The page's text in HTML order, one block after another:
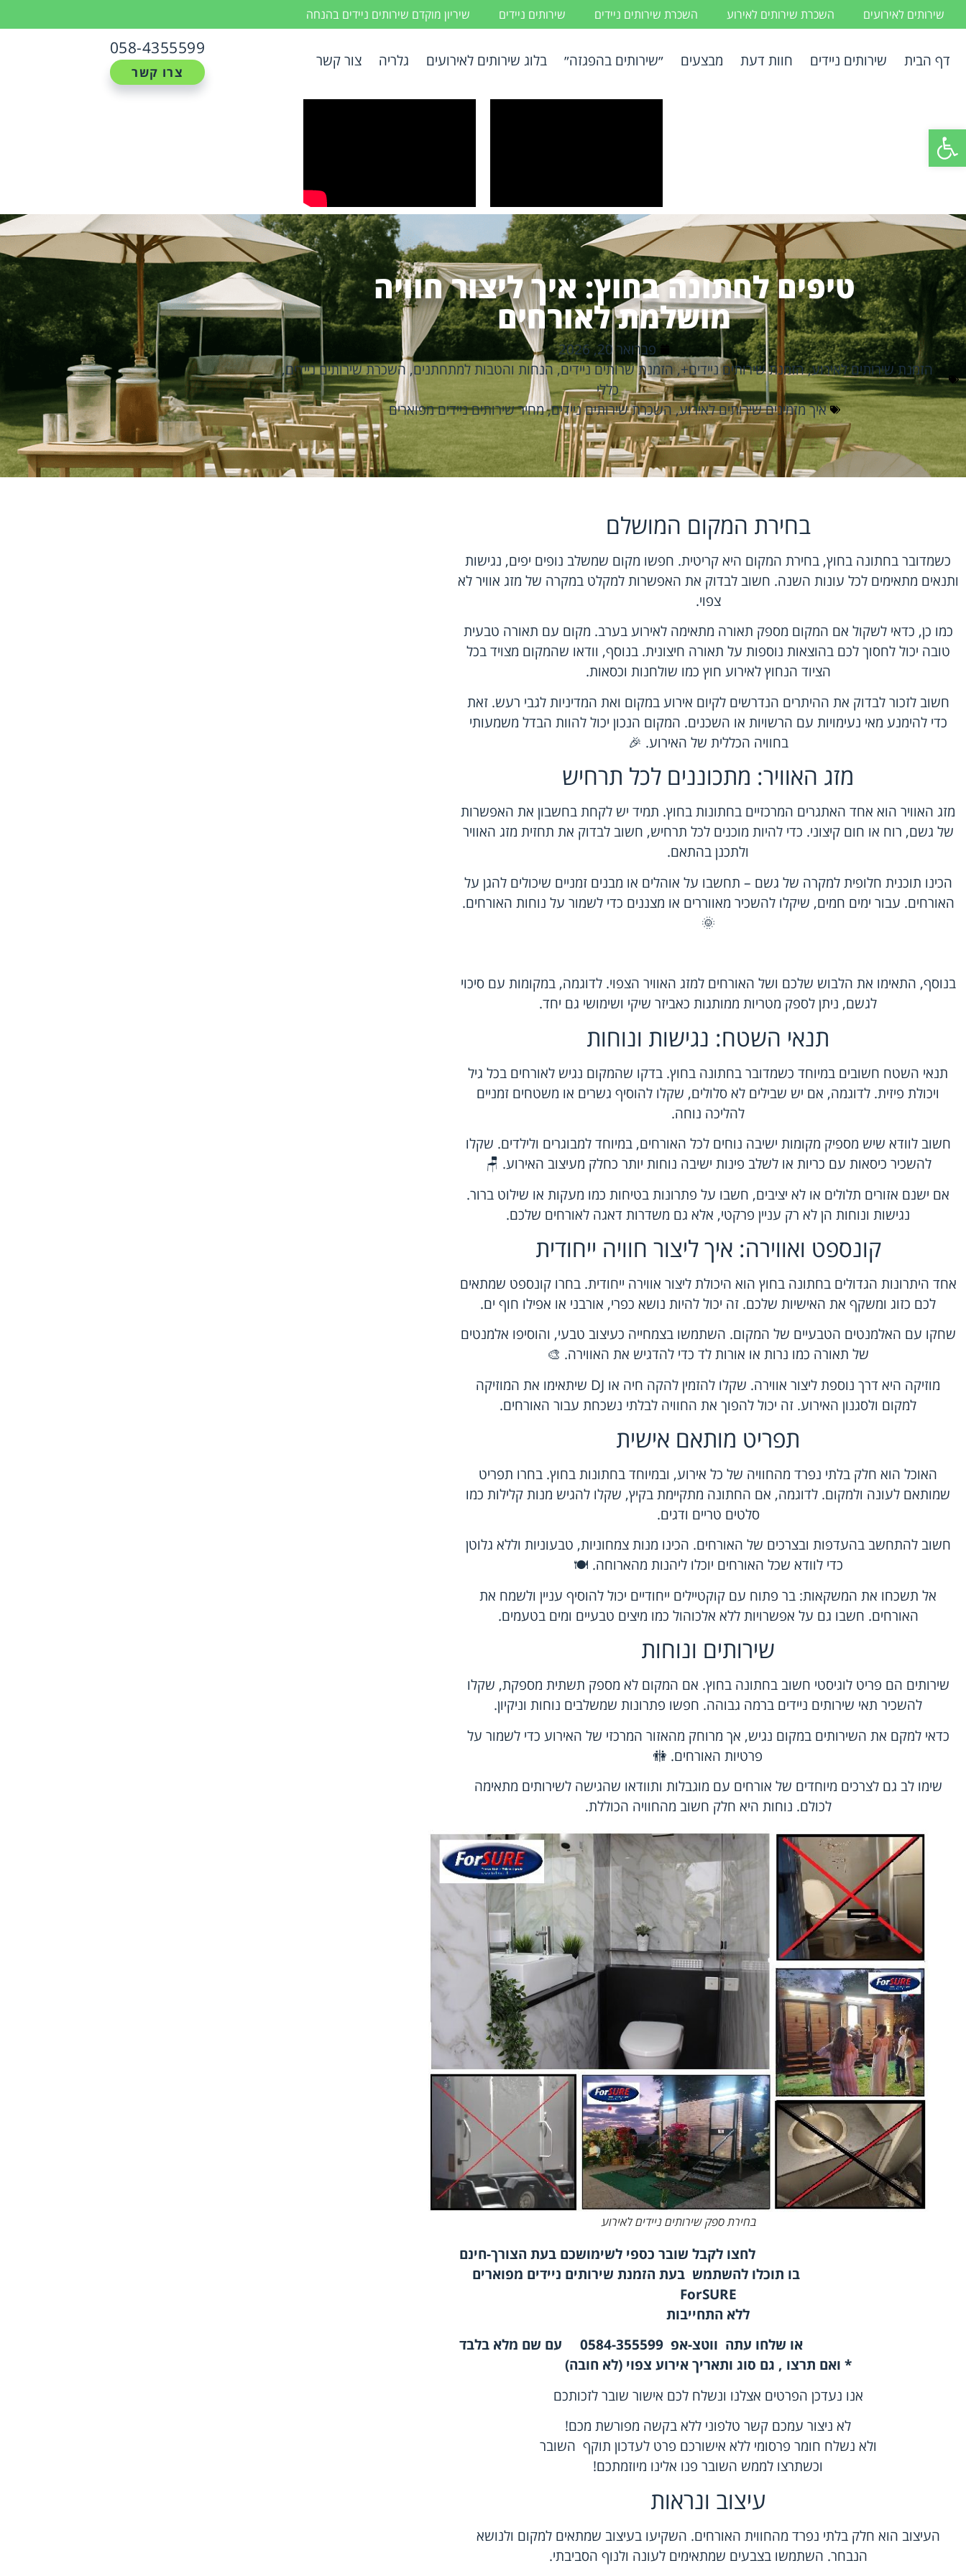
פתח סרגל נגישות
שירותים לאירועים השכרת שירותים לאירוע השכרת שירותים ניידים שירותים ניידים שיריון מוקדם שירותים ניידים בהנחה
דף הבית שירותים ניידים חוות דעת מבצעים ״שירותים בהפגזה״ בלוג שירותים לאירועים גלריה צור קשר
058-4355599
צרו קשר
טיפים לחתונה בחוץ: איך ליצור חוויה
מושלמת לאורחים
פברואר 20, 2026
הזמנת שירותים לאירוע,הזמנת שירותים ניידים+,הזמנת שרותים ניידים,הנחות והטבות למתחתנים,השכרת שירותים ניידים,
כללי
איך מזמינים שירותים לאירוע,השכרת שירותים ניידים,מחיר שירותים ניידים מפוארים
בחירת המקום המושלם
כשמדובר בחתונה בחוץ, בחירת המקום היא קריטית. חפשו מקום שמשלב נופים יפים, נגישות
ותנאים מתאימים לכל עונות השנה. חשוב לבדוק את האפשרות למקלט במקרה של מזג אוויר לא
צפוי.
כמו כן, כדאי לשקול אם המקום מספק תאורה מתאימה לאירוע בערב. מקום עם תאורה טבעית
טובה יכול לחסוך לכם בהוצאות נוספות על תאורה חיצונית. בנוסף, וודאו שהמקום מצויד בכל
הציוד הנחוץ לאירוע חוץ כמו שולחנות וכסאות.
חשוב לזכור לבדוק את ההיתרים הנדרשים לקיום אירוע במקום ואת המדיניות לגבי רעש. זאת
כדי להימנע מאי נעימויות עם הרשויות או השכנים. המקום הנכון יכול להוות הבדל משמעותי
בחוויה הכללית של האירוע. 🎉
מזג האוויר: מתכוננים לכל תרחיש
מזג האוויר הוא אחד האתגרים המרכזיים בחתונות בחוץ. תמיד יש לקחת בחשבון את האפשרות
של גשם, רוח או חום קיצוני. כדי להיות מוכנים לכל תרחיש, חשוב לבדוק את תחזית מזג האוויר
ולתכנן בהתאם.
הכינו תוכנית חלופית למקרה של גשם – תחשבו על אוהלים או מבנים זמניים שיכולים להגן על
האורחים. עבור ימים חמים, שיקלו להשכיר מאווררים או מצננים כדי לשמור על נוחות האורחים.
🌞
בנוסף, התאימו את הלבוש שלכם ושל האורחים למזג האוויר הצפוי. לדוגמה, במקומות עם סיכוי
לגשם, ניתן לספק מטריות ממותגות כאביזר שיקי ושימושי גם יחד.
תנאי השטח: נגישות ונוחות
תנאי השטח חשובים במיוחד כשמדובר בחתונה בחוץ. בדקו שהמקום נגיש לאורחים בכל גיל
ויכולת פיזית. לדוגמה, אם יש שבילים לא סלולים, שקלו להוסיף גשרים או משטחים זמניים
להליכה נוחה.
חשוב לוודא שיש מספיק מקומות ישיבה נוחים לכל האורחים, במיוחד למבוגרים ולילדים. שקלו
להשכיר כיסאות עם כריות או לשלב פינות ישיבה נוחות יותר כחלק מעיצוב האירוע. 🪑
אם ישנם אזורים תלולים או לא יציבים, חשבו על פתרונות בטיחות כמו מעקות או שילוט ברור.
נגישות ונוחות הן לא רק עניין פרקטי, אלא גם משדרות דאגה לאורחים שלכם.
קונספט ואווירה: איך ליצור חוויה ייחודית
אחד היתרונות הגדולים בחתונה בחוץ הוא היכולת ליצור אווירה ייחודית. בחרו קונספט שמתאים
לכם כזוג ומשקף את האישיות שלכם. זה יכול להיות נושא כפרי, אורבני או אפילו חוף ים.
שחקו עם האלמנטים הטבעיים של המקום. השתמשו בצמחייה כעיצוב טבעי, והוסיפו אלמנטים
של תאורה כמו נרות או אורות לד כדי להדגיש את האווירה. 🎨
מוזיקה היא דרך נוספת ליצור אווירה. שקלו להזמין להקה חיה או DJ שיתאימו את המוזיקה
למקום ולסגנון האירוע. זה יכול להפוך את החוויה לבלתי נשכחת עבור האורחים.
תפריט מותאם אישית
האוכל הוא חלק בלתי נפרד מהחוויה של כל אירוע, ובמיוחד בחתונות בחוץ. בחרו תפריט
שמותאם לעונה ולמקום. לדוגמה, אם החתונה מתקיימת בקיץ, שקלו להגיש מנות קלילות כמו
סלטים טריים ודגים.
חשוב להתחשב בהעדפות ובצרכים של האורחים. הכינו מנות צמחוניות, טבעוניות וללא גלוטן
כדי לוודא שכל האורחים יוכלו ליהנות מהארוחה. 🍽️
אל תשכחו את המשקאות: בר פתוח עם קוקטיילים ייחודיים יכול להוסיף עניין ולשמח את
האורחים. חשבו גם על אפשרויות ללא אלכוהול כמו מיצים טבעיים ומים בטעמים.
שירותים ונוחות
שירותים הם פריט לוגיסטי חשוב בחתונה בחוץ. אם המקום לא מספק תשתית מספקת, שקלו
להשכיר תאי שירותים ניידים ברמה גבוהה. חפשו פתרונות שמשלבים נוחות וניקיון.
כדאי למקם את השירותים במקום נגיש, אך מרוחק מהאזור המרכזי של האירוע כדי לשמור על
פרטיות האורחים. 🚻
שימו לב גם לצרכים מיוחדים של אורחים עם מוגבלות ותוודאו שהגישה לשירותים מתאימה
לכולם. נוחות היא חלק חשוב מהחוויה הכוללת.
בחירת ספק שירותים ניידים לאירוע
לחצו לקבל שובר כספי לשימושכם בעת הצורך-חינם
בו תוכלו להשתמש בעת הזמנת שירותים ניידים מפוארים
ForSURE
ללא התחייבות
או שלחו עתה ווטצ-אפ 0584-355599
עם שם מלא בלבד
* ואם תרצו , גם סוג ותאריך אירוע צפוי (לא חובה)
אנו נעדכן הפרטים אצלנו ונשלח לכם אישור שובר לזכותכם
לא ניצור עמכם קשר טלפוני ללא בקשה מפורשת מכם!
ולא נשלח חומר פרסומי ללא אישורכם פרט לעדכון תוקף השובר
וכשתרצו לממש השובר פנו אלינו מיוזמתכם!
עיצוב ונראות
העיצוב הוא חלק בלתי נפרד מהחווית האורחים. השקיעו בעיצוב שמתאים למקום ולנושא
הנבחר. השתמשו בצבעים שמתאימים לעונה ולנוף הסביבתי.